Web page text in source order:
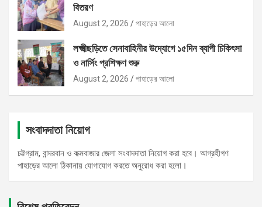
বিতরণ
August 2, 2026 পাহাড়ের আলো
লক্ষ্মীছড়িতে সেনাবাহিনীর উদ্যোগে ১৫দিন ব্যাপী চিকিৎসা
ও নার্সিং প্রশিক্ষণ শুরু
August 2, 2026 পাহাড়ের আলো
সংবাদদাতা নিয়োগ
চট্টগ্রাম, বান্দরবান ও কক্মবাজার জেলা সংবাদদাতা নিয়োগ করা হবে। আগ্রহীগণ
পাহাড়ের আলো ঠিকানায় যোগাযোগ করতে অনুরোধ করা হলো।